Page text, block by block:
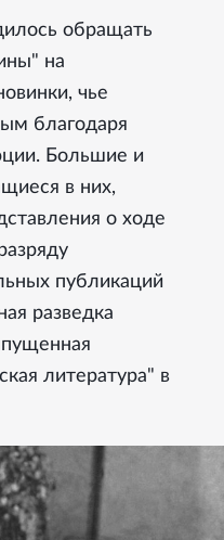
обращать
на
чье
благодаря
Большие и
в них,
о ходе
публикаций
разведка
литература" в